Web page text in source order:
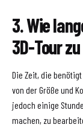
3. Wie
3D-Tour
Die Zeit, die
von der Größe und
jedoch einige
machen, zu